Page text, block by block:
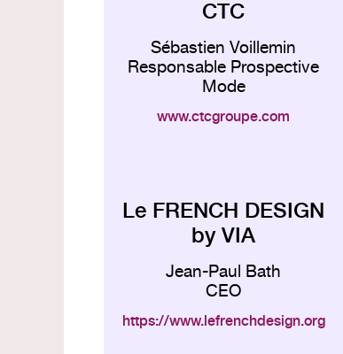
CTC
Sébastien Voillemin
Responsable Prospective
Mode
www.ctcgroupe.com
Le FRENCH DESIGN
by VIA
Jean-Paul Bath
CEO
https://www.lefrenchdesign.org